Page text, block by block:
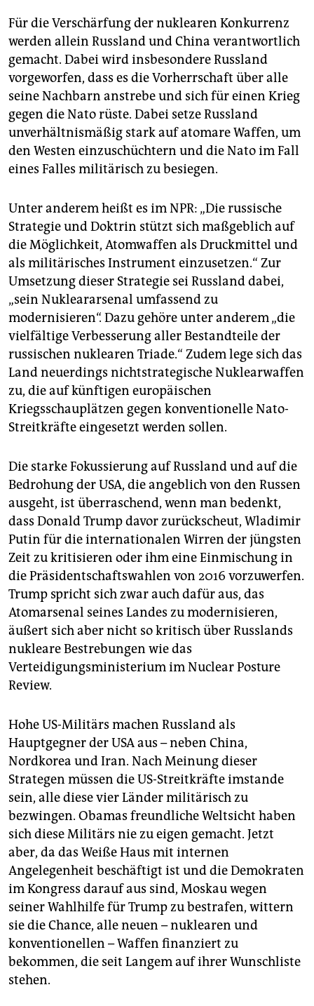
Für die Verschärfung der nuklearen Konkurrenz
werden allein Russland und China verantwortlich
gemacht. Dabei wird insbesondere Russland
vorgeworfen, dass es die Vorherrschaft über alle
seine Nachbarn anstrebe und sich für einen Krieg
gegen die Nato rüste. Dabei setze Russland
unverhältnismäßig stark auf atomare Waffen, um
den Westen einzuschüchtern und die Nato im Fall
eines Falles militärisch zu besiegen.
Unter anderem heißt es im NPR: „Die russische
Strategie und Doktrin stützt sich maßgeblich auf
die Möglichkeit, Atomwaffen als Druckmittel und
als militärisches Instrument einzusetzen.“ Zur
Umsetzung dieser Strategie sei Russland dabei,
„sein Nukleararsenal umfassend zu
modernisieren“. Dazu gehöre unter anderem „die
vielfältige Verbesserung aller Bestandteile der
russischen nuklearen Triade.“ Zudem lege sich das
Land neuerdings nichtstrategische Nuklearwaffen
zu, die auf künftigen europäischen
Kriegsschauplätzen gegen konventionelle Nato-
Streitkräfte eingesetzt werden sollen.
Die starke Fokussierung auf Russland und auf die
Bedrohung der USA, die angeblich von den Russen
ausgeht, ist überraschend, wenn man bedenkt,
dass Donald Trump davor zurückscheut, Wladimir
Putin für die internationalen Wirren der jüngsten
Zeit zu kritisieren oder ihm eine Einmischung in
die Präsidentschaftswahlen von 2016 vorzuwerfen.
Trump spricht sich zwar auch dafür aus, das
Atomarsenal seines Landes zu modernisieren,
äußert sich aber nicht so kritisch über Russlands
nukleare Bestrebungen wie das
Verteidigungsministerium im Nuclear Posture
Review.
Hohe US-Militärs machen Russland als
Hauptgegner der USA aus – neben China,
Nordkorea und Iran. Nach Meinung dieser
Strategen müssen die US-Streitkräfte imstande
sein, alle diese vier Länder militärisch zu
bezwingen. Obamas freundliche Weltsicht haben
sich diese Militärs nie zu eigen gemacht. Jetzt
aber, da das Weiße Haus mit internen
Angelegenheit beschäftigt ist und die Demokraten
im Kongress darauf aus sind, Moskau wegen
seiner Wahlhilfe für Trump zu bestrafen, wittern
sie die Chance, alle neuen – nuklearen und
konventionellen – Waffen finanziert zu
bekommen, die seit Langem auf ihrer Wunschliste
stehen.